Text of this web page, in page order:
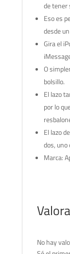
de tener
Eso es
desde
Gira el
O
bolsillo.
El lazo
por lo
El lazo
dos, uno
Marca:
No hay